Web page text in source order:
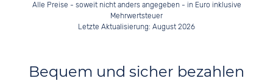
Alle Preise - soweit nicht anders angegeben - in Euro inklusive
Mehrwertsteuer
Letzte Aktualisierung: August 2026
Bequem und sicher bezahlen